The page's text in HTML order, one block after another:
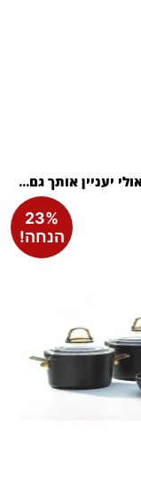
יעניין אותך גם...
23%
הנחה!